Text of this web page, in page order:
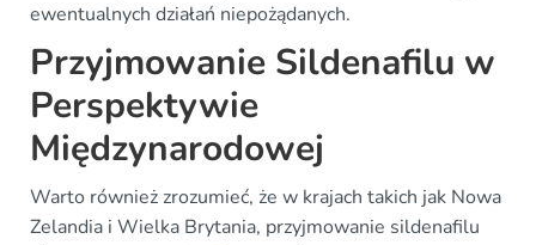
ewentualnych działań niepożądanych.
Przyjmowanie Sildenafilu w
Perspektywie
Międzynarodowej
Warto również zrozumieć, że w krajach takich jak Nowa
Zelandia i Wielka Brytania, przyjmowanie sildenafilu